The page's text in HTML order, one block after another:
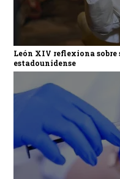
León XIV reflexiona
estadounidense